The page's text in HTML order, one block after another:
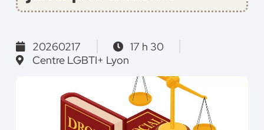
20260217
17 h 30
Centre LGBTI+ Lyon